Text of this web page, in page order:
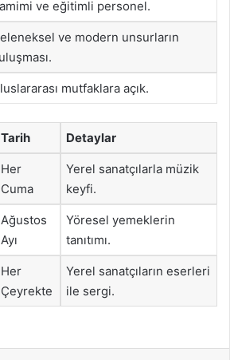
ve eğitimli personel.
ve modern unsurların
mutfaklara açık.
Tarih Detaylar
Her
Cuma
Yerel sanatçılarla müzik
keyfi.
Ağustos
Ayı
Yöresel yemeklerin
tanıtımı.
Her
Çeyrekte
Yerel sanatçıların eserleri
ile sergi.